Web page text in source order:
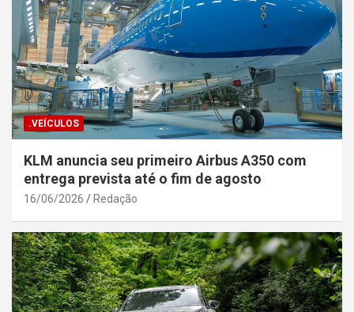
.VEÍCULOS
KLM anuncia seu primeiro Airbus A350 com
entrega prevista até o fim de agosto
16/06/2026 Redação